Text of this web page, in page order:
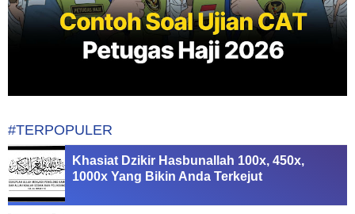
#TERPOPULER
Khasiat Dzikir Hasbunallah 100x, 450x,
1000x Yang Bikin Anda Terkejut